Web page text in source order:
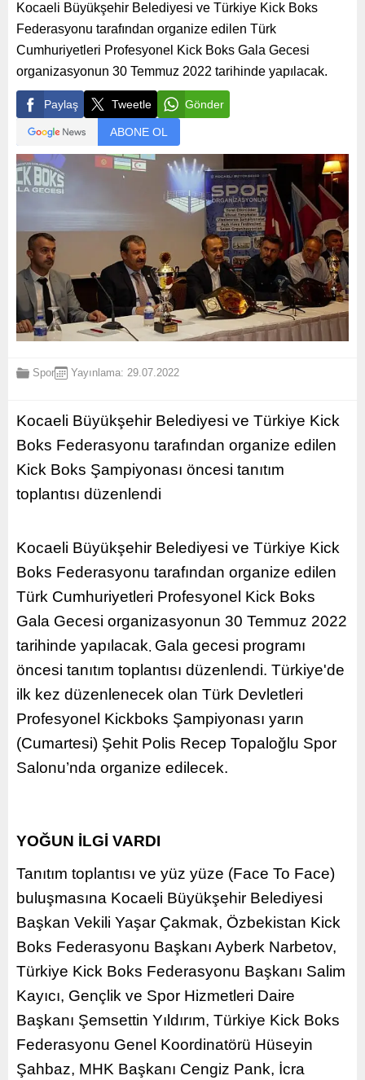
Kocaeli Büyükşehir Belediyesi ve Türkiye Kick Boks
Federasyonu tarafından organize edilen Türk
Cumhuriyetleri Profesyonel Kick Boks Gala Gecesi
organizasyonun 30 Temmuz 2022 tarihinde yapılacak.
Paylaş Tweetle Gönder
ABONE OL
Spor Yayınlama: 29.07.2022
Kocaeli Büyükşehir Belediyesi ve Türkiye Kick
Boks Federasyonu tarafından organize edilen
Kick Boks Şampiyonası öncesi tanıtım
toplantısı düzenlendi
Kocaeli Büyükşehir Belediyesi ve Türkiye Kick
Boks Federasyonu tarafından organize edilen
Türk Cumhuriyetleri Profesyonel Kick Boks
Gala Gecesi organizasyonun 30 Temmuz 2022
tarihinde yapılacak. Gala gecesi programı
öncesi tanıtım toplantısı düzenlendi. Türkiye'de
ilk kez düzenlenecek olan Türk Devletleri
Profesyonel Kickboks Şampiyonası yarın
(Cumartesi) Şehit Polis Recep Topaloğlu Spor
Salonu’nda organize edilecek.
YOĞUN İLGİ VARDI
Tanıtım toplantısı ve yüz yüze (Face To Face)
buluşmasına Kocaeli Büyükşehir Belediyesi
Başkan Vekili Yaşar Çakmak, Özbekistan Kick
Boks Federasyonu Başkanı Ayberk Narbetov,
Türkiye Kick Boks Federasyonu Başkanı Salim
Kayıcı, Gençlik ve Spor Hizmetleri Daire
Başkanı Şemsettin Yıldırım, Türkiye Kick Boks
Federasyonu Genel Koordinatörü Hüseyin
Şahbaz, MHK Başkanı Cengiz Pank, İcra